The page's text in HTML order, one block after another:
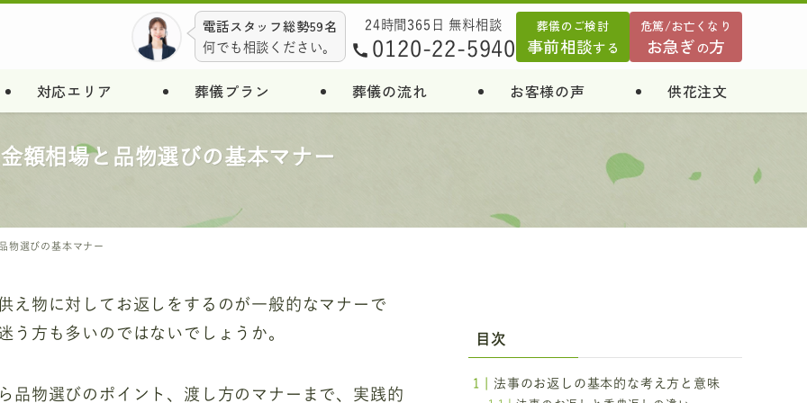
対応エリア 葬儀プラン 葬儀の流れ お客様の声 供花注文
電話スタッフ総勢59名
何でも相談ください。
24時間365日 無料相談
0120-22-5940
葬儀のご検討
事前相談する
危篤/お亡くなり
お急ぎの方
額相場と品物選びの基本マナー
物選びの基本マナー
え物に対してお返しをするのが一般的なマナーで
う方も多いのではないでしょうか。
品物選びのポイント、渡し方のマナーまで、実践的
目次
法事のお返しの基本的な考え方と意味